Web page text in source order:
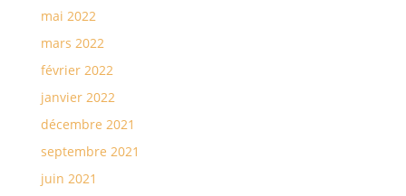
mai 2022
mars 2022
février 2022
janvier 2022
décembre 2021
septembre 2021
juin 2021